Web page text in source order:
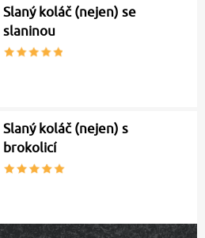
Slaný koláč (nejen) se
slaninou
Slaný koláč (nejen) s
brokolicí